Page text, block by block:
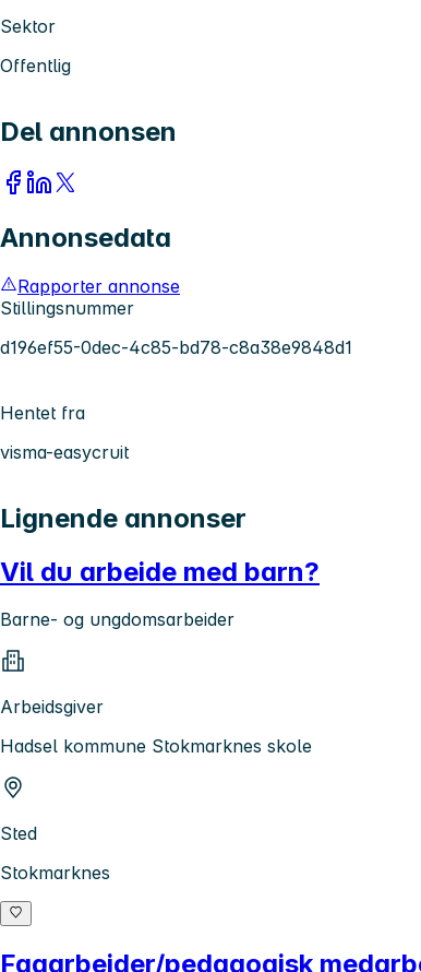
Sektor
Offentlig
Del annonsen
Annonsedata
Rapporter annonse
Stillingsnummer
d196ef55-0dec-4c85-bd78-c8a38e9848d1
Hentet fra
visma-easycruit
Lignende annonser
Vil du arbeide med barn?
Barne- og ungdomsarbeider
Arbeidsgiver
Hadsel kommune Stokmarknes skole
Sted
Stokmarknes
Fagarbeider/pedagogisk